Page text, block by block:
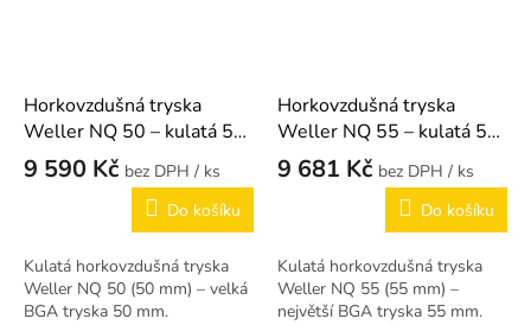
Horkovzdušná tryska
Weller NQ 50 – kulatá 50
mm
9 590 Kč
/ ks
Do košíku
Kulatá horkovzdušná tryska
Weller NQ 50 (50 mm) – velká
BGA tryska 50 mm.
Horkovzdušná tryska
Weller NQ 55 – kulatá 55
mm
9 681 Kč
/ ks
Do košíku
Kulatá horkovzdušná tryska
Weller NQ 55 (55 mm) –
největší BGA tryska 55 mm.